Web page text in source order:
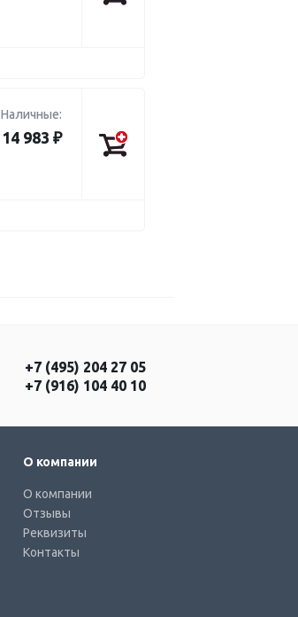
Наличные:
14 983 ₽
+7 (495) 204 27 05
+7 (916) 104 40 10
О компании
О компании
Отзывы
Реквизиты
Контакты